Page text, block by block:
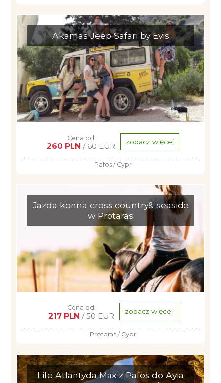
Akamas Jeep Safari by Evis
Cena od:
260 PLN / 60 EUR zobacz więcej
Pafos / Cypr
Jazda konna cross country& seaside
w Protaras
Cena od:
217 PLN / 50 EUR zobacz więcej
Protaras / Cypr
Life Atlantyda Max z Pafos do Ayia